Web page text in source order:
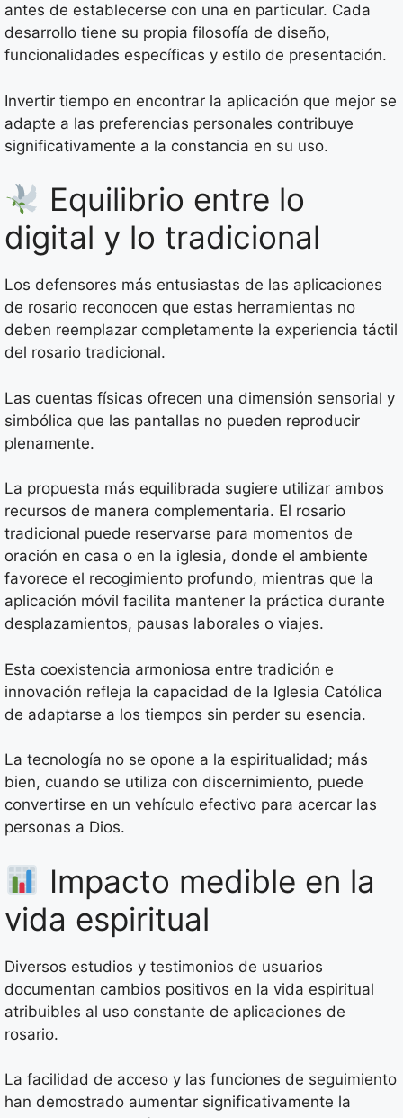
antes de establecerse con una en particular. Cada
desarrollo tiene su propia filosofía de diseño,
funcionalidades específicas y estilo de presentación.
Invertir tiempo en encontrar la aplicación que mejor se
adapte a las preferencias personales contribuye
significativamente a la constancia en su uso.
Equilibrio entre lo
digital y lo tradicional
Los defensores más entusiastas de las aplicaciones
de rosario reconocen que estas herramientas no
deben reemplazar completamente la experiencia táctil
del rosario tradicional.
Las cuentas físicas ofrecen una dimensión sensorial y
simbólica que las pantallas no pueden reproducir
plenamente.
La propuesta más equilibrada sugiere utilizar ambos
recursos de manera complementaria. El rosario
tradicional puede reservarse para momentos de
oración en casa o en la iglesia, donde el ambiente
favorece el recogimiento profundo, mientras que la
aplicación móvil facilita mantener la práctica durante
desplazamientos, pausas laborales o viajes.
Esta coexistencia armoniosa entre tradición e
innovación refleja la capacidad de la Iglesia Católica
de adaptarse a los tiempos sin perder su esencia.
La tecnología no se opone a la espiritualidad; más
bien, cuando se utiliza con discernimiento, puede
convertirse en un vehículo efectivo para acercar las
personas a Dios.
Impacto medible en la
vida espiritual
Diversos estudios y testimonios de usuarios
documentan cambios positivos en la vida espiritual
atribuibles al uso constante de aplicaciones de
rosario.
La facilidad de acceso y las funciones de seguimiento
han demostrado aumentar significativamente la